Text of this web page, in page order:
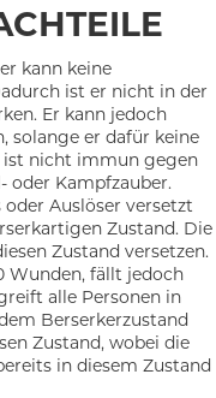
kann keine
ist er nicht in der
Er kann jedoch
solange er dafür keine
ist nicht immun gegen
oder Kampfzauber.
Auslöser versetzt
Zustand. Die
Zustand versetzen.
Wunden, fällt jedoch
alle Personen in
Berserkerzustand
Zustand, wobei die
in diesem Zustand